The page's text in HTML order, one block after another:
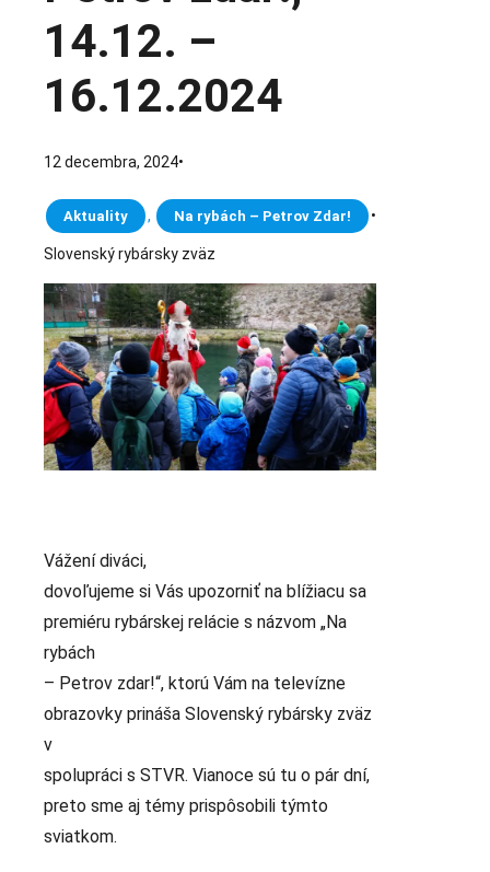
14.12. –
16.12.2024
12 decembra, 2024•
Aktuality , Na rybách – Petrov Zdar! •
Slovenský rybársky zväz
Vážení diváci,
dovoľujeme si Vás upozorniť na blížiacu sa
premiéru rybárskej relácie s názvom „Na
rybách
– Petrov zdar!“, ktorú Vám na televízne
obrazovky prináša Slovenský rybársky zväz
v
spolupráci s STVR. Vianoce sú tu o pár dní,
preto sme aj témy prispôsobili týmto
sviatkom.